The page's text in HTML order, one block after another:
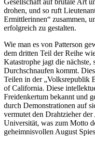
Gesellschaft auf brutale Art
drohen, und so ruft
Ermittlerinnen“ zusammen,
erfolgreich zu gestalten.
Wie man es von Patterson
dem dritten Teil der Reihe
Katastrophe jagt die nächste,
Durchschnaufen kommt.
Teilen in der „Volksrepublik
of California. Diese
Freidenkertum bekannt und
durch Demonstrationen auf
vermutet den Drahtzieher
Universität, was zum Motto
geheimnisvollen August